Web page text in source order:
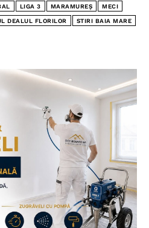
LIGA 3 MARAMUREȘ MECI
DEALUL FLORILOR STIRI BAIA MARE